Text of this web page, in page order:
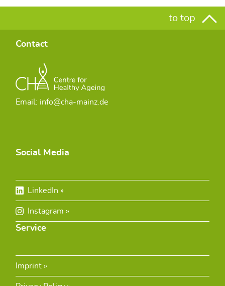
to top
Contact
Email: info@cha-mainz.de
Social Media
LinkedIn
Instagram
Service
Imprint